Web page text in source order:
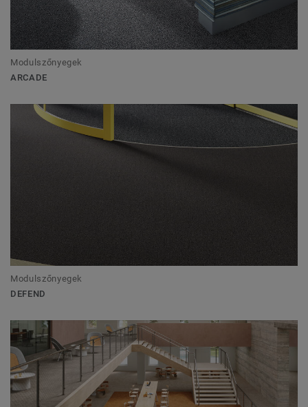
Modulszőnyegek
ARCADE
Modulszőnyegek
DEFEND